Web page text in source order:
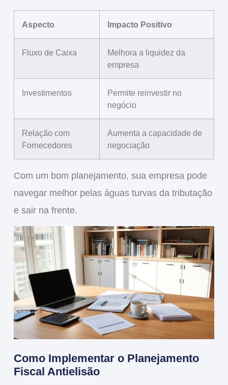
Aspecto Impacto Positivo
Fluxo de Caixa
Melhora a liquidez da
empresa
Investimentos
Permite reinvestir no
negócio
Relação com
Fornecedores
Aumenta a capacidade de
negociação
Com um bom planejamento, sua empresa pode
navegar melhor pelas águas turvas da tributação
e sair na frente.
Como Implementar o Planejamento
Fiscal Antielisão